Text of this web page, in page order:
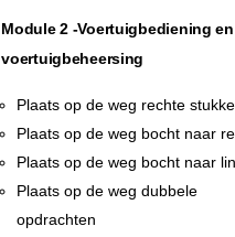
Module 2 -Voertuigbediening en
voertuigbeheersing
Plaats op de weg rechte
Plaats op de weg bocht naar
Plaats op de weg bocht naar
Plaats op de weg dubbele
opdrachten